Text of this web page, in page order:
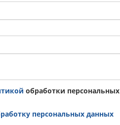
обработки персональных
персональных данных